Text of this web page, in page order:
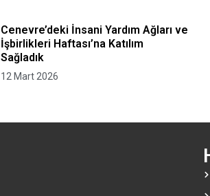
Cenevre’deki İnsani Yardım Ağları ve
İşbirlikleri Haftası’na Katılım
Sağladık
12 Mart 2026